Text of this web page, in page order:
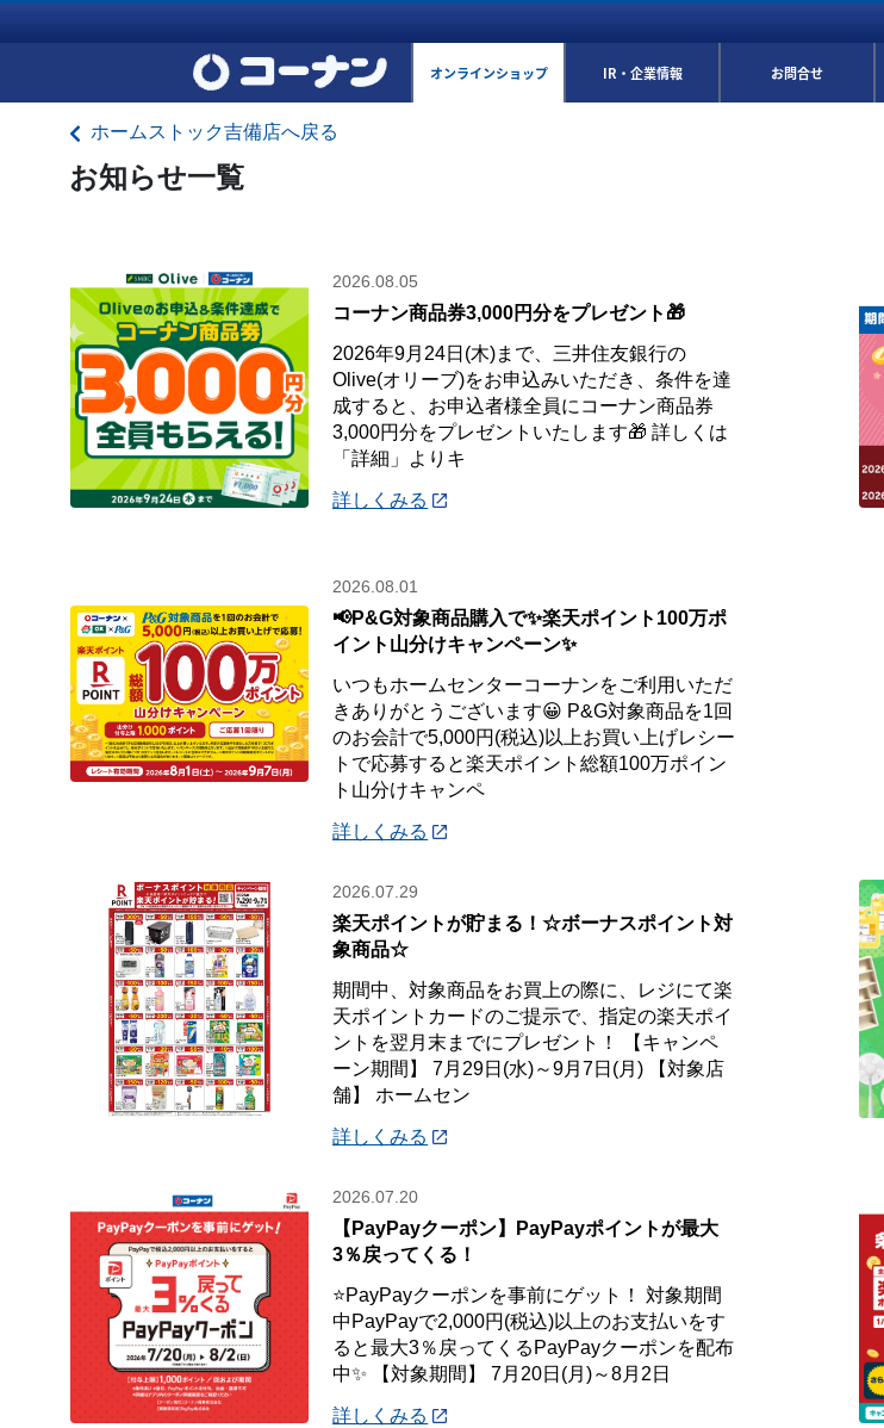
オンラインショップ IR・企業情報 お問合せ
ホームストック吉備店へ戻る
お知らせ一覧
2026.08.05
コーナン商品券3,000円分をプレゼント🎁
2026年9月24日(木)まで、三井住友銀行の
Olive(オリーブ)をお申込みいただき、条件を達
成すると、お申込者様全員にコーナン商品券
3,000円分をプレゼントいたします🎁 詳しくは
「詳細」よりキ
詳しくみる
2026.08.01
📢P&G対象商品購入で✨楽天ポイント100万ポ
イント山分けキャンペーン✨
いつもホームセンターコーナンをご利用いただ
きありがとうございます😀 P&G対象商品を1回
のお会計で5,000円(税込)以上お買い上げレシー
トで応募すると楽天ポイント総額100万ポイン
ト山分けキャンペ
詳しくみる
2026.07.29
楽天ポイントが貯まる！☆ボーナスポイント対
象商品☆
期間中、対象商品をお買上の際に、レジにて楽
天ポイントカードのご提示で、指定の楽天ポイ
ントを翌月末までにプレゼント！ 【キャンペ
ーン期間】 7月29日(水)～9月7日(月) 【対象店
舗】 ホームセン
詳しくみる
2026.07.20
【PayPayクーポン】PayPayポイントが最大
3％戻ってくる！
⭐PayPayクーポンを事前にゲット！ 対象期間
中PayPayで2,000円(税込)以上のお支払いをす
ると最大3％戻ってくるPayPayクーポンを配布
中✨ 【対象期間】 7月20日(月)～8月2日
詳しくみる